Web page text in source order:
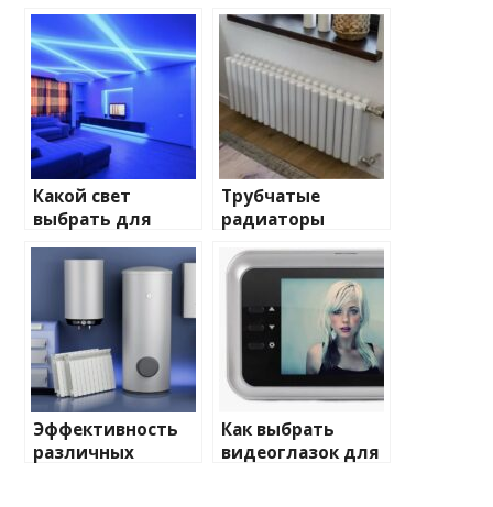
Какой свет
выбрать для
домашнего
освещения
Трубчатые
радиаторы
и характеристики
Эффективность
различных
Как выбрать
видеоглазок для